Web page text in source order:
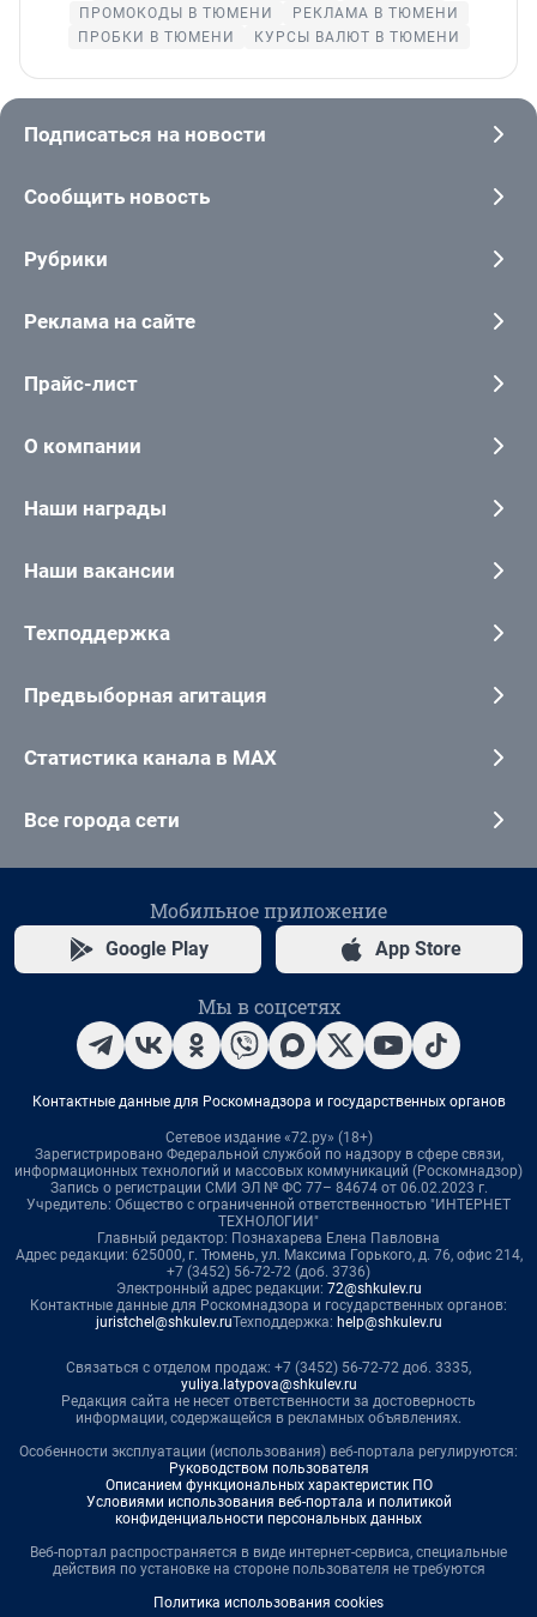
ПРОМОКОДЫ В ТЮМЕНИ
РЕКЛАМА В ТЮМЕНИ
ПРОБКИ В ТЮМЕНИ
КУРСЫ ВАЛЮТ В ТЮМЕНИ
Подписаться на новости
Сообщить новость
Рубрики
Реклама на сайте
Прайс-лист
О компании
Наши награды
Наши вакансии
Техподдержка
Предвыборная агитация
Статистика канала в MAX
Все города сети
Мобильное приложение
Google Play App Store
Мы в соцсетях
Контактные данные для Роскомнадзора и государственных органов
Сетевое издание «72.ру» (18+)
Зарегистрировано Федеральной службой по надзору в сфере связи,
информационных технологий и массовых коммуникаций (Роскомнадзор)
Запись о регистрации СМИ ЭЛ № ФС 77– 84674 от 06.02.2023 г.
Учредитель: Общество с ограниченной ответственностью "ИНТЕРНЕТ
ТЕХНОЛОГИИ"
Главный редактор: Познахарева Елена Павловна
Адрес редакции: 625000, г. Тюмень, ул. Максима Горького, д. 76, офис 214,
+7 (3452) 56-72-72 (доб. 3736)
Электронный адрес редакции: 72@shkulev.ru
Контактные данные для Роскомнадзора и государственных органов:
juristchel@shkulev.ruТехподдержка: help@shkulev.ru
Связаться с отделом продаж: +7 (3452) 56-72-72 доб. 3335,
yuliya.latypova@shkulev.ru
Редакция сайта не несет ответственности за достоверность
информации, содержащейся в рекламных объявлениях.
Особенности эксплуатации (использования) веб-портала регулируются:
Руководством пользователя
Описанием функциональных характеристик ПО
Условиями использования веб-портала и политикой
конфиденциальности персональных данных
Веб-портал распространяется в виде интернет-сервиса, специальные
действия по установке на стороне пользователя не требуются
Политика использования cookies